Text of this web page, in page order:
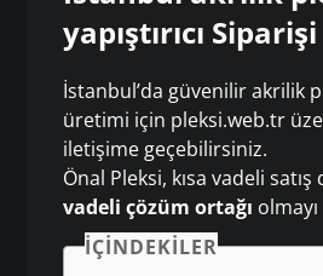
yapıştırıcı
İstanbul’da güvenilir akrilik
üretimi için pleksi.web.tr
iletişime geçebilirsiniz.
Önal Pleksi, kısa vadeli satış
vadeli çözüm ortağı
İÇINDEKILER